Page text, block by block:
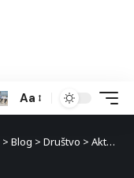
Aa
> Blog > Društvo > Aktuelnosti